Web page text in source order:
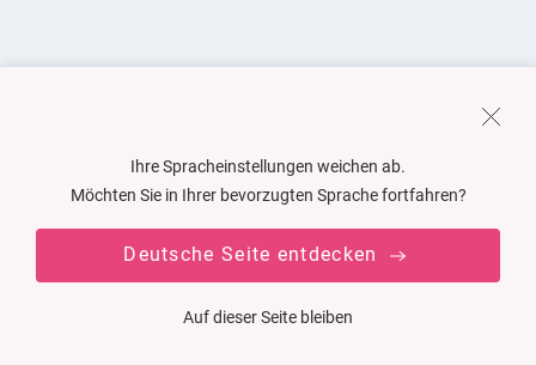
Ihre Spracheinstellungen weichen ab.
Möchten Sie in Ihrer bevorzugten Sprache fortfahren?
Deutsche Seite entdecken
Auf dieser Seite bleiben